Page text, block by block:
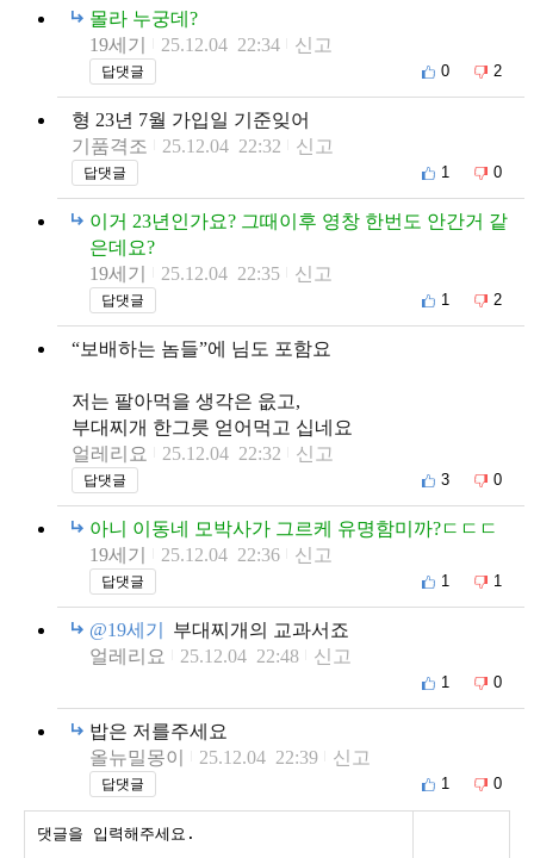
몰라 누궁데?
19세기
25.12.04 22:34 신고
답댓글 0 2
형 23년 7월 가입일 기준잊어
기품격조
25.12.04 22:32 신고
답댓글 1 0
이거 23년인가요? 그때이후 영창 한번도 안간거 같
은데요?
19세기
25.12.04 22:35 신고
답댓글 1 2
“보배하는 놈들”에 님도 포함요
저는 팔아먹을 생각은 읎고,
부대찌개 한그릇 얻어먹고 십네요
얼레리요
25.12.04 22:32 신고
답댓글 3 0
아니 이동네 모박사가 그르케 유명함미까?ㄷㄷㄷ
19세기
25.12.04 22:36 신고
답댓글 1 1
@19세기
부대찌개의 교과서죠
얼레리요
25.12.04 22:48 신고
1 0
밥은 저를주세요
올뉴밀몽이
25.12.04 22:39 신고
답댓글 1 0